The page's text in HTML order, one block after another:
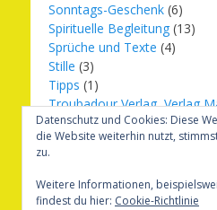
Sonntags-Geschenk (6)
Spirituelle Begleitung (13)
Sprüche und Texte (4)
Stille (3)
Tipps (1)
Troubadour Verlag, Verlag
Übungen (1)
Urbilder(20)
Verlag Märchenhaft leben
Weihnachten(16)
Datenschutz und Cookies: Diese
die Website weiterhin nutzt,
zu.
Weitere Informationen,
findest du hier: Cookie-Richtlinie